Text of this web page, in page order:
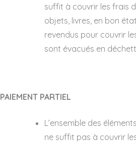
suffit à couvrir les frais
objets, livres, en bon
revendus pour couvrir
sont évacués en
PAIEMENT PARTIEL
L’ensemble des
ne suffit pas à couvrir